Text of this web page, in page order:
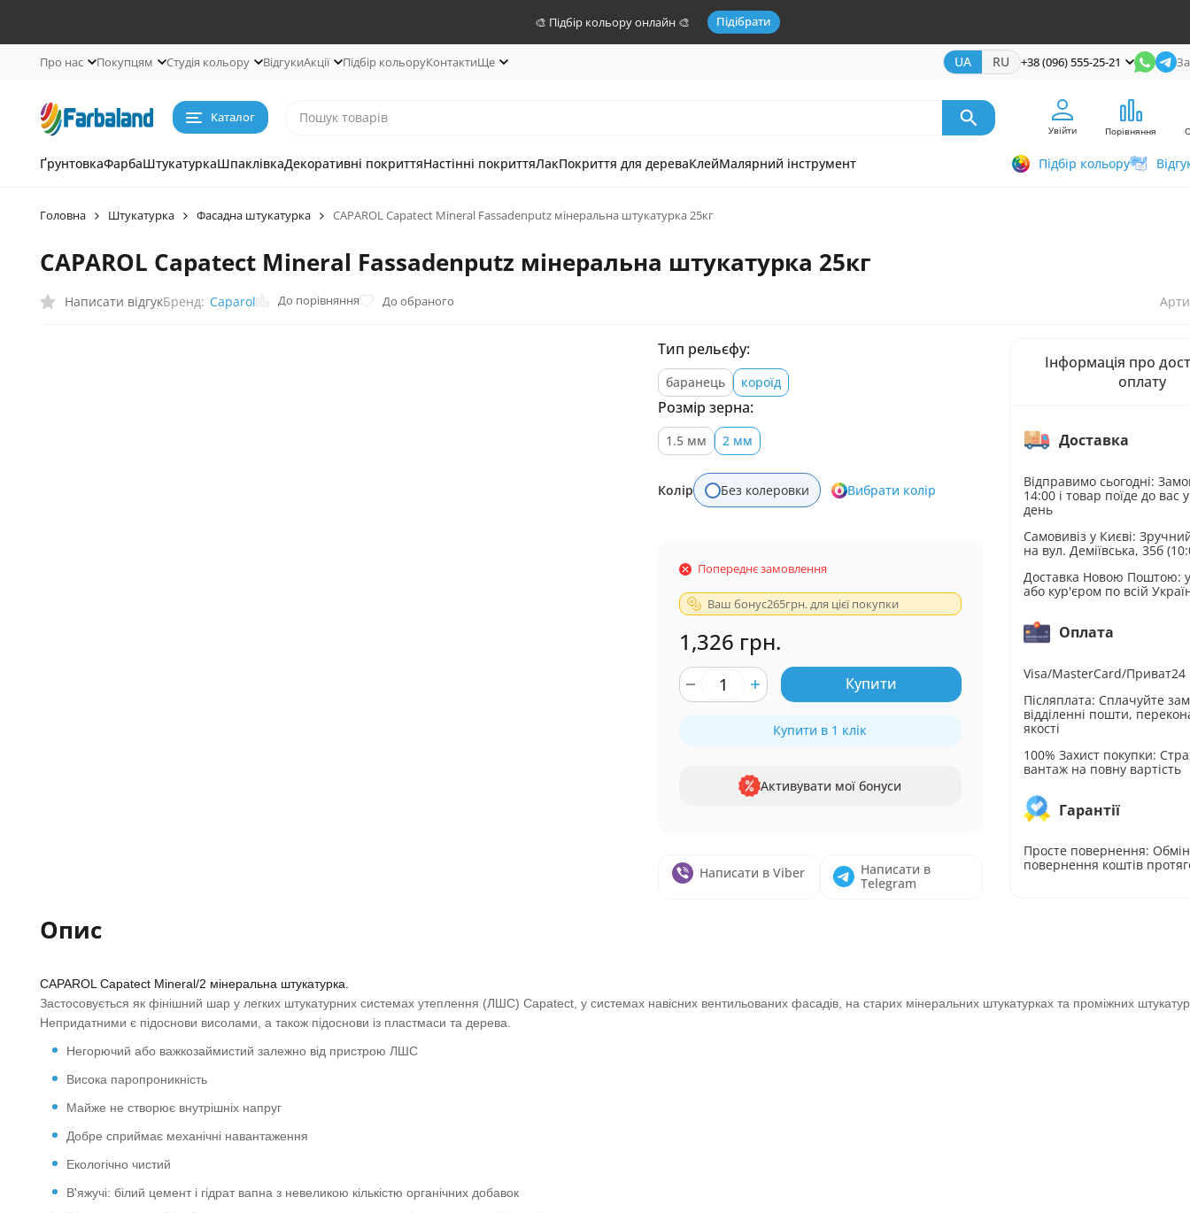
🎨 Підбір кольору онлайн 🎨 Підібрати
Про нас Покупцям Студія кольору ВідгукиАкції Підбір кольоруКонтактиЩе UA RU +38 (096) 555-25-21
Каталог
Увійти Порівняння
ҐрунтовкаФарбаШтукатуркаШпаклівкаДекоративні покриттяНастінні покриттяЛакПокриття для дереваКлейМалярний інструмент Підбір кольору
Головна Штукатурка Фасадна штукатурка CAPAROL Capatect Mineral Fassadenputz мінеральна штукатурка 25кг
CAPAROL Capatect Mineral Fassadenputz мінеральна штукатурка 25кг
Написати відгукБренд: Caparol До порівняння До обраного
Тип рельєфу:
баранець короїд
Розмір зерна:
1.5 мм 2 мм
Колір Без колеровки Вибрати колір
Попереднє замовлення
Ваш бонус265грн. для цієї покупки
1,326 грн.
Купити
Купити в 1 клік
Активувати мої бонуси
Написати в Viber
Написати в
Telegram
Інформація про
оплату
Доставка
Відправимо сьогодні:
14:00 і товар поїде до вас
день
Самовивіз у Києві:
на вул. Деміївська, 35б
Доставка Новою Поштою: у
або кур'єром по всій
Оплата
Visa/MasterCard/Приват24
Післяплата: Сплачуйте
відділенні пошти,
якості
100% Захист покупки:
вантаж на повну вартість
Гарантії
Просте повернення:
повернення коштів
Опис
CAPAROL Capatect Mineral/2 мінеральна штукатурка.
Застосовується як фінішний шар у легких штукатурних системах утеплення (ЛШС) Capatect, у системах навісних вентильованих фасадів, на старих мінеральних штукатурках та проміжних
Непридатними є підоснови висолами, а також підоснови із пластмаси та дерева.
Негорючий або важкозаймистий залежно від пристрою ЛШС
Висока паропроникність
Майже не створює внутрішніх напруг
Добре сприймає механічні навантаження
Екологічно чистий
В'яжучі: білий цемент і гідрат вапна з невеликою кількістю органічних добавок